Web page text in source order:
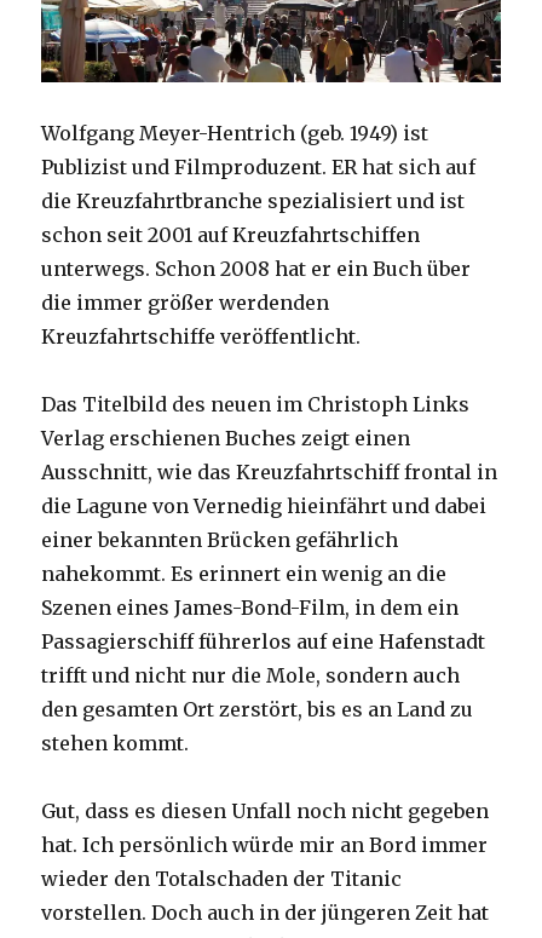
Wolfgang Meyer-Hentrich (geb. 1949) ist
Publizist und Filmproduzent. ER hat sich auf
die Kreuzfahrtbranche spezialisiert und ist
schon seit 2001 auf Kreuzfahrtschiffen
unterwegs. Schon 2008 hat er ein Buch über
die immer größer werdenden
Kreuzfahrtschiffe veröffentlicht.
Das Titelbild des neuen im Christoph Links
Verlag erschienen Buches zeigt einen
Ausschnitt, wie das Kreuzfahrtschiff frontal in
die Lagune von Vernedig hieinfährt und dabei
einer bekannten Brücken gefährlich
nahekommt. Es erinnert ein wenig an die
Szenen eines James-Bond-Film, in dem ein
Passagierschiff führerlos auf eine Hafenstadt
trifft und nicht nur die Mole, sondern auch
den gesamten Ort zerstört, bis es an Land zu
stehen kommt.
Gut, dass es diesen Unfall noch nicht gegeben
hat. Ich persönlich würde mir an Bord immer
wieder den Totalschaden der Titanic
vorstellen. Doch auch in der jüngeren Zeit hat